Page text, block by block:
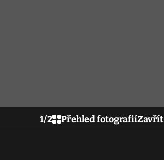
1/2 Přehled fotografiíZavřít